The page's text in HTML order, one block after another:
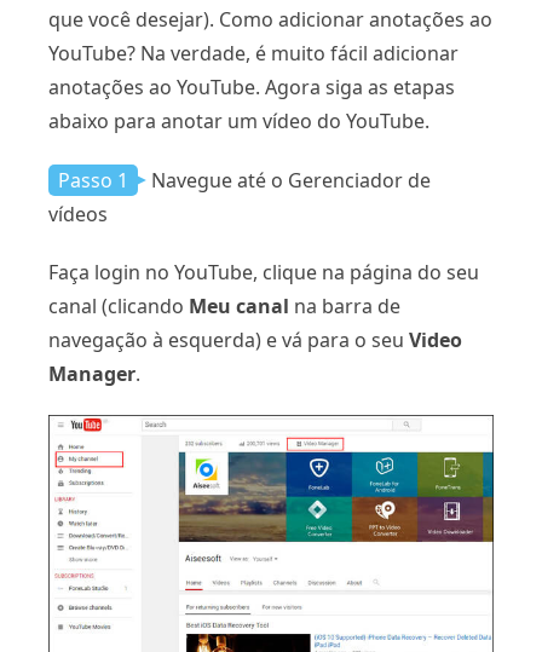
que você desejar). Como adicionar anotações ao
YouTube? Na verdade, é muito fácil adicionar
anotações ao YouTube. Agora siga as etapas
abaixo para anotar um vídeo do YouTube.
Passo 1
Navegue até o Gerenciador de
vídeos
Faça login no YouTube, clique na página do seu
canal (clicando Meu canal na barra de
navegação à esquerda) e vá para o seu Video
Manager.